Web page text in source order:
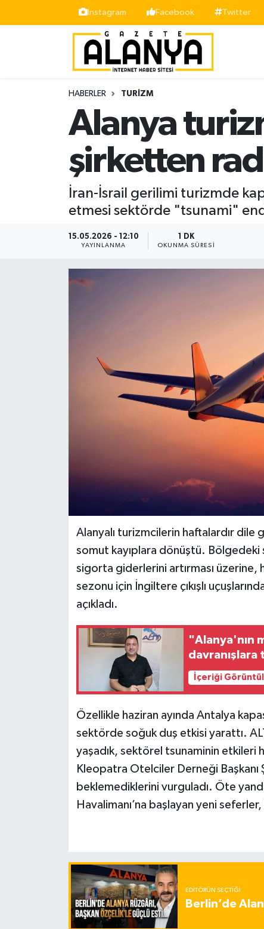
İnstagram Facebook Twitter
HABERLER TURIZM
Alanya
şirketten
İran-İsrail gerilimi turizmde
etmesi sektörde "tsunami"
15.05.2026 - 12:10
YAYINLANMA
1 DK
OKUNMA SÜRESI
Alanyalı turizmcilerin haftalardır
somut kayıplara dönüştü.
sigorta giderlerini artırması
sezonu için İngiltere çıkışlı
açıkladı.
"Alanya'nın
İçeriği
Özellikle haziran ayında Antalya
sektörde soğuk duş etkisi yarattı.
yaşadık, sektörel tsunaminin etkileri
Kleopatra Otelciler Derneği Başkanı
beklemediklerini vurguladı. Öte
Havalimanı’na başlayan yeni
EDITÖRÜN SEÇTIĞI
Berlin’de
Siyaset
İstanbul Nöbetçi Eczaneler
İstanbul Hava Durumu
Süper Lig Puan Durumu ve Fikstür
Tüm Manşetler
Son Dakika Haberleri